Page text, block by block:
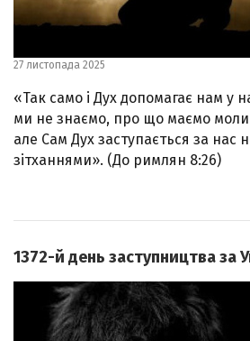
27 листопада 2025
«Так само і Дух допомагає нам у
ми не знаємо, про що маємо
але Сам Дух заступається за нас
зітханнями». (До римлян 8:26)
1372-й день заступництва за